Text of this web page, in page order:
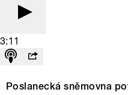
3:11
Poslanecká sněmovna